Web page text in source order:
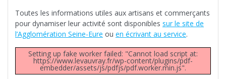
Toutes les informations utiles aux artisans et commerçants
pour dynamiser leur activité sont disponibles sur le site de
l’Agglomération Seine-Eure ou en écrivant au service.
Setting up fake worker failed: "Cannot load script at:
https://www.levauvray.fr/wp-content/plugins/pdf-
embedder/assets/js/pdfjs/pdf.worker.min.js".